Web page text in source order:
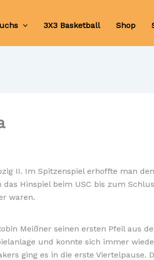
3X3 Basketball Shop
II. Im Spitzenspiel erhoffte man
Hinspiel beim USC bis zum
waren.
Meißner seinen ersten Pfeil aus
und konnte sich immer
ging es in die erste Viertelpause.